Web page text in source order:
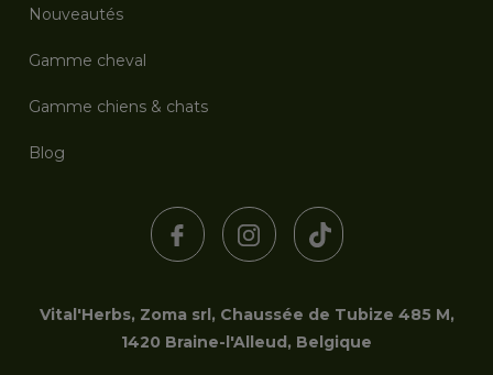
Nouveautés
Gamme cheval
Gamme chiens & chats
Blog
Vital'Herbs, Zoma srl, Chaussée de Tubize 485 M,
1420 Braine-l'Alleud, Belgique